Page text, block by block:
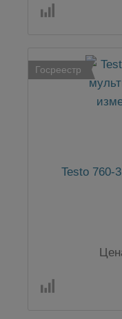
Госреестр
Testo 760-